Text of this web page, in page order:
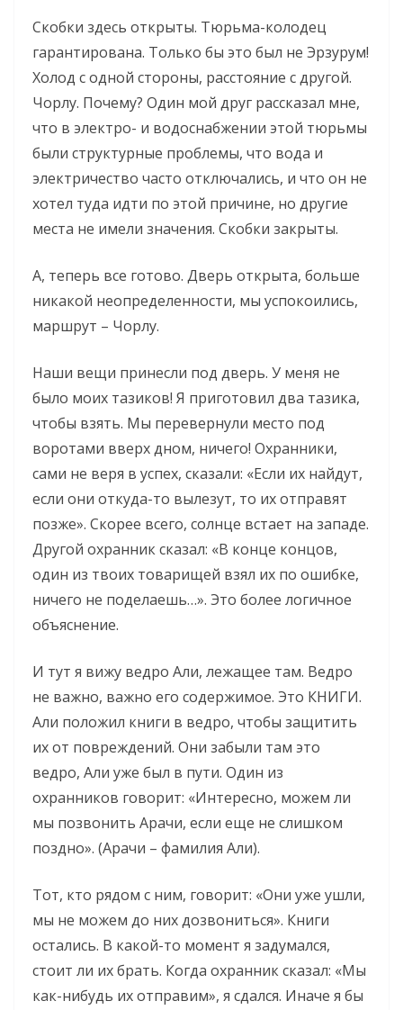
Скобки здесь открыты. Тюрьма-колодец
гарантирована. Только бы это был не Эрзурум!
Холод с одной стороны, расстояние с другой.
Чорлу. Почему? Один мой друг рассказал мне,
что в электро- и водоснабжении этой тюрьмы
были структурные проблемы, что вода и
электричество часто отключались, и что он не
хотел туда идти по этой причине, но другие
места не имели значения. Скобки закрыты.
А, теперь все готово. Дверь открыта, больше
никакой неопределенности, мы успокоились,
маршрут – Чорлу.
Наши вещи принесли под дверь. У меня не
было моих тазиков! Я приготовил два тазика,
чтобы взять. Мы перевернули место под
воротами вверх дном, ничего! Охранники,
сами не веря в успех, сказали: «Если их найдут,
если они откуда-то вылезут, то их отправят
позже». Скорее всего, солнце встает на западе.
Другой охранник сказал: «В конце концов,
один из твоих товарищей взял их по ошибке,
ничего не поделаешь…». Это более логичное
объяснение.
И тут я вижу ведро Али, лежащее там. Ведро
не важно, важно его содержимое. Это КНИГИ.
Али положил книги в ведро, чтобы защитить
их от повреждений. Они забыли там это
ведро, Али уже был в пути. Один из
охранников говорит: «Интересно, можем ли
мы позвонить Арачи, если еще не слишком
поздно». (Арачи – фамилия Али).
Тот, кто рядом с ним, говорит: «Они уже ушли,
мы не можем до них дозвониться». Книги
остались. В какой-то момент я задумался,
стоит ли их брать. Когда охранник сказал: «Мы
как-нибудь их отправим», я сдался. Иначе я бы